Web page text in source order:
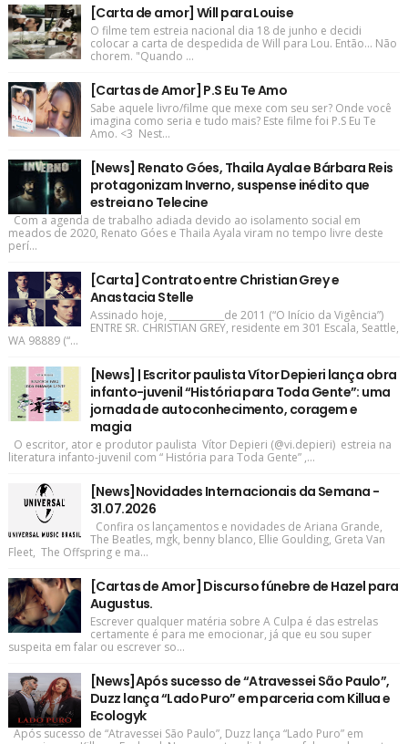
[Carta de amor] Will para Louise
O filme tem estreia nacional dia 18 de junho e decidi
colocar a carta de despedida de Will para Lou. Então... Não
chorem. "Quando ...
[Cartas de Amor] P.S Eu Te Amo
Sabe aquele livro/filme que mexe com seu ser? Onde você
imagina como seria e tudo mais? Este filme foi P.S Eu Te
Amo. <3 Nest...
[News] Renato Góes, Thaila Ayala e Bárbara Reis
protagonizam Inverno, suspense inédito que
estreia no Telecine
Com a agenda de trabalho adiada devido ao isolamento social em
meados de 2020, Renato Góes e Thaila Ayala viram no tempo livre deste
perí...
[Carta] Contrato entre Christian Grey e
Anastacia Stelle
Assinado hoje, ____________de 2011 (“O Início da Vigência”)
ENTRE SR. CHRISTIAN GREY, residente em 301 Escala, Seattle,
WA 98889 (“...
[News] | Escritor paulista Vítor Depieri lança obra
infanto-juvenil “História para Toda Gente”: uma
jornada de autoconhecimento, coragem e
magia
O escritor, ator e produtor paulista Vítor Depieri (@vi.depieri) estreia na
literatura infanto-juvenil com “ História para Toda Gente” ,...
[News]Novidades Internacionais da Semana -
31.07.2026
Confira os lançamentos e novidades de Ariana Grande,
The Beatles, mgk, benny blanco, Ellie Goulding, Greta Van
Fleet, The Offspring e ma...
[Cartas de Amor] Discurso fúnebre de Hazel para
Augustus.
Escrever qualquer matéria sobre A Culpa é das estrelas
certamente é para me emocionar, já que eu sou super
suspeita em falar ou escrever so...
[News]Após sucesso de “Atravessei São Paulo”,
Duzz lança “Lado Puro” em parceria com Killua e
Ecologyk
Após sucesso de “Atravessei São Paulo”, Duzz lança “Lado Puro” em